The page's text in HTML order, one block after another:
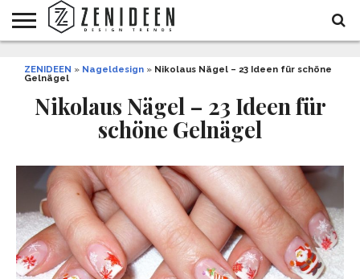
INNENDESIGN
ARCHITEKTUR
GARTEN
UND
LIFESTYLE
DEKO
&
DIY
STYLE
REZEPTE
GESUNDHEIT
WEIHNACHTEN
ZENIDEEN » Nageldesign » Nikolaus Nägel – 23 Ideen für schöne
Gelnägel
Nikolaus Nägel – 23 Ideen für
schöne Gelnägel